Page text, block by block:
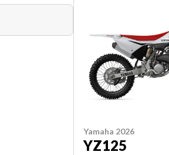
Yamaha 2026
YZ125